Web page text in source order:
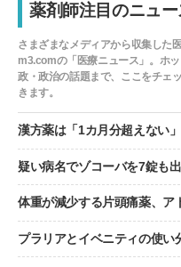
薬剤師注目のニュー
さまざまなメディアから収集した
m3.comの「医療ニュース」。ホ
政・政治の話題まで、ここをチェ
きます。
漢方薬は「1カ月分超えない
疑い病名でゾコーバを7錠も
体重が減少する片頭痛薬、ア
プラリアとイベニティの使い